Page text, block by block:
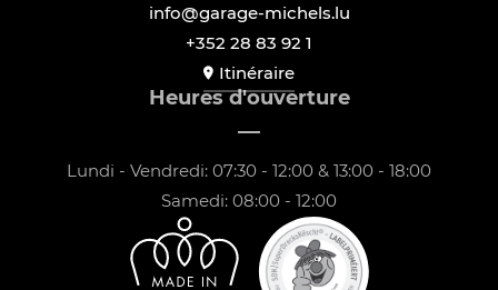
info@garage-michels.lu
+352 28 83 92 1
Itinéraire
Heures d'ouverture
Lundi - Vendredi: 07:30 - 12:00 & 13:00 - 18:00
Samedi: 08:00 - 12:00